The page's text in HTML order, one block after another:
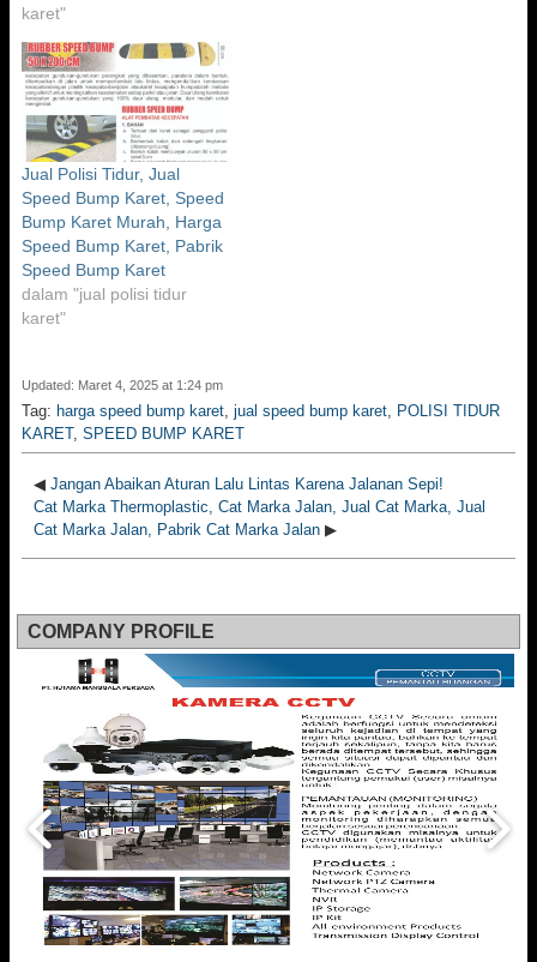
karet"
Jual Polisi Tidur, Jual
Speed Bump Karet, Speed
Bump Karet Murah, Harga
Speed Bump Karet, Pabrik
Speed Bump Karet
dalam "jual polisi tidur
karet"
Updated: Maret 4, 2025 at 1:24 pm
Tag: harga speed bump karet, jual speed bump karet, POLISI TIDUR
KARET, SPEED BUMP KARET
◀ Jangan Abaikan Aturan Lalu Lintas Karena Jalanan Sepi!
Cat Marka Thermoplastic, Cat Marka Jalan, Jual Cat Marka, Jual
Cat Marka Jalan, Pabrik Cat Marka Jalan ▶
COMPANY PROFILE